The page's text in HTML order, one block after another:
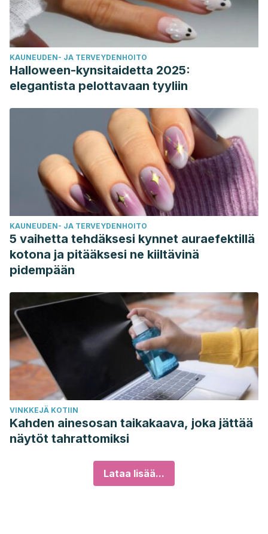
KAUNEUDEN- JA TERVEYDENHOITO
Halloween-kynsitaidetta 2025:
elegantista pelottavaan tyyliin
KAUNEUDEN- JA TERVEYDENHOITO
5 vaihetta tehdäksesi kynnet auraefektillä
kotona ja pitääksesi ne kiiltävinä
pidempään
VINKKEJÄ KOTIIN
Kahden ainesosan taikakaava, joka jättää
näytöt tahrattomiksi
Lataa lisää...